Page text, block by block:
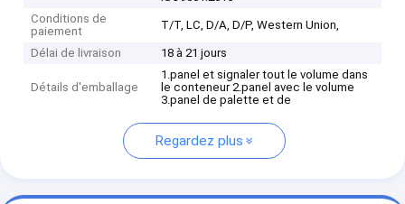
Conditions de
paiement
T/T, LC, D/A, D/P, Western Union,
Délai de livraison 18 à 21 jours
Détails d'emballage
1.panel et signaler tout le volume dans
le conteneur 2.panel avec le volume
3.panel de palette et de
Regardez plus